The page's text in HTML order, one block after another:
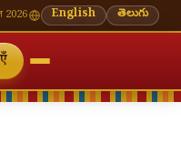
गणेश चतुर्थी — भाद्रपद शुक्ल चतुर्थी ⛩
2026 English తెలుగు